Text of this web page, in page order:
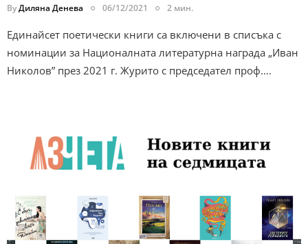
ByДиляна Денева 06/12/2021 2 мин.
Единайсет поетически книги са включени в списъка с
номинации за Националната литературна награда „Иван
Николов” през 2021 г. Журито с председател проф….